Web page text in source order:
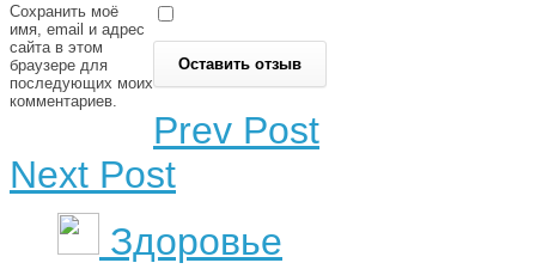
Сохранить моё
имя, email и адрес
сайта в этом
браузере для
последующих моих
комментариев.
Prev Post
Next Post
Здоровье